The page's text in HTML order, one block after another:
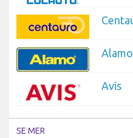
Alamo
Avis
SE MER